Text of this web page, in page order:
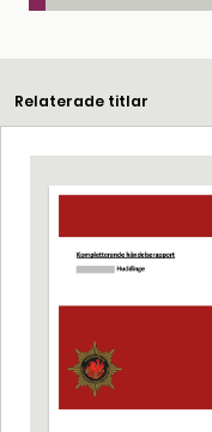
Relaterade titlar